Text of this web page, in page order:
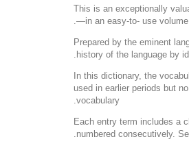
This is an exceptionally
—in an easy-to- use volume
Prepared by the eminent
history of the language by
In this dictionary, the
used in earlier periods but
vocabulary.
Each entry term includes a
numbered consecutively.